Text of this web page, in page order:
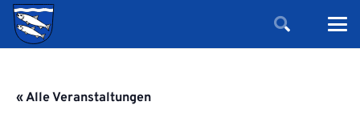
« Alle Veranstaltungen